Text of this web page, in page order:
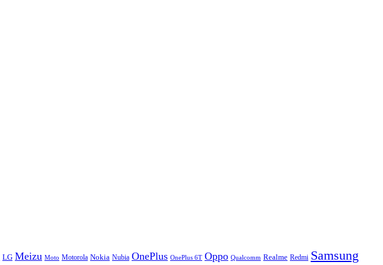
LG Meizu Moto Motorola Nokia Nubia OnePlus OnePlus 6T Oppo Qualcomm Realme Redmi Samsung